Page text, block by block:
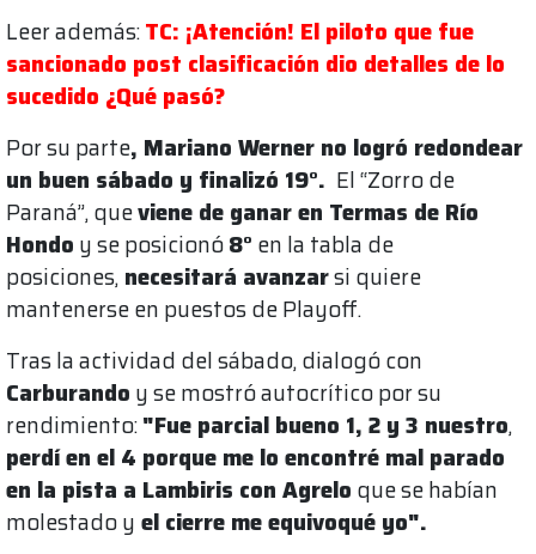
Leer además:TC: ¡Atención! El piloto que fue
sancionado post clasificación dio detalles de lo
sucedido ¿Qué pasó?
Por su parte, Mariano Werner no logró redondear
un buen sábado y finalizó 19°. El “Zorro de
Paraná”, queviene de ganar en Termas de Río
Hondo y se posicionó8° en la tabla de
posiciones, necesitará avanzarsi quiere
mantenerse en puestos de Playoff.
Tras la actividad del sábado, dialogó con
Carburando y se mostró autocrítico por su
rendimiento:"Fue parcial bueno 1, 2 y 3 nuestro,
perdí en el 4 porque me lo encontré mal parado
en la pista a Lambiris con Agrelo que se habían
molestado y el cierre me equivoqué yo".